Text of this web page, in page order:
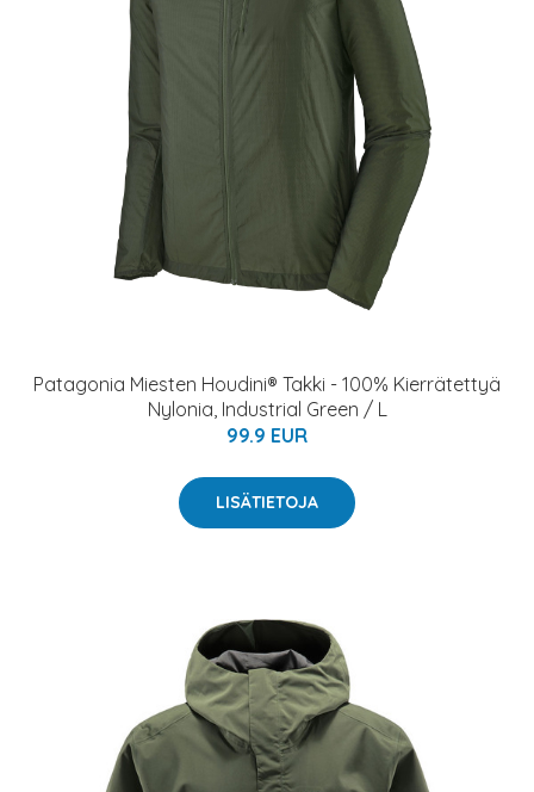
Patagonia Miesten Houdini® Takki - 100% Kierrätettyä
Nylonia, Industrial Green / L
99.9 EUR
LISÄTIETOJA